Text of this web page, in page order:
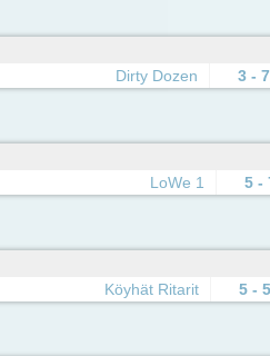
Dirty Dozen 3 - 7
LoWe 1 5 -
Köyhät Ritarit 5 - 5